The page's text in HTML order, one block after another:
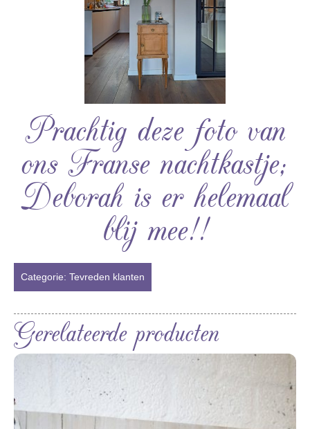
Prachtig deze foto van
ons Franse nachtkastje;
Deborah is er helemaal
blij mee!!
Categorie: Tevreden klanten
Gerelateerde producten